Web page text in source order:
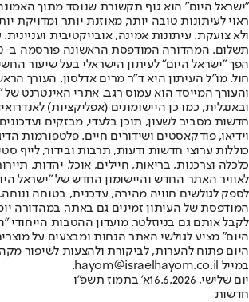
"ישראל היום" הוא גוף תקשורת שנוסד מתוך
ראוי לעיתונות טובה יותר, מאוזנת יותר ומדויקת
ולא צועקת. עיתונות אמינה, אובייקטיבית
הפך "ישראל היום" לעיתון הישראלי בעל שיעור
חול. מו"ל העיתון היא ד"ר מרים אדלסון. העורך
והעורך המייסד הוא עמוס רגב. אתרי האינטרנט
חדשות מסביב לשעון, תוכן בלעדי, מבזקים
וידיאו, פודקאסטים ושידורים חיים. פלטפורמות
כוללות ערוצי חדשות ודעות, תרבות ובידור, לייף
לאוויר האתר החדש והיישומון החדש של "ישראל
לספק לגולשים חוויה מהירה, עדכנית, בטוחה
המודפסת של העיתון זמינים גם באתר, במהדורה
לקבל אותם גם בניוזלטר. מועדון ההטבות הייחודי
היום" מציע לגולשי האתר הנחות ומבצעים על
היום פתוח להערות, לביקורת ולהצעות לשיפור
במייל hayom@israelhayom.co.il.
יום שלישי, 16.6.2026
א' בתמוז תשפ"ו
חדשות